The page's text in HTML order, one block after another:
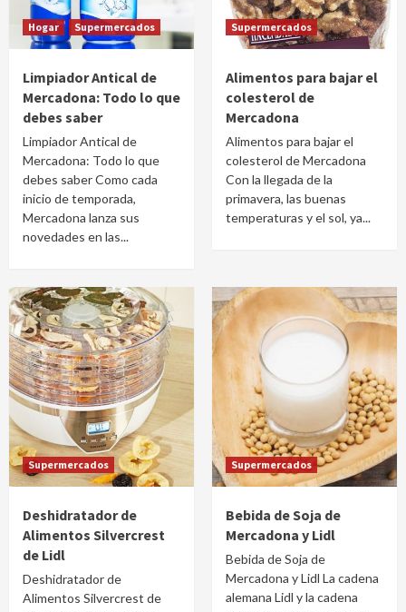
Hogar Supermercados
Limpiador Antical de
Mercadona: Todo lo que
debes saber
Limpiador Antical de
Mercadona: Todo lo que
debes saber Como cada
inicio de temporada,
Mercadona lanza sus
novedades en las...
Supermercados
Alimentos para bajar el
colesterol de
Mercadona
Alimentos para bajar el
colesterol de Mercadona
Con la llegada de la
primavera, las buenas
temperaturas y el sol, ya...
Supermercados
Deshidratador de
Alimentos Silvercrest
de Lidl
Deshidratador de
Alimentos Silvercrest de
Supermercados
Bebida de Soja de
Mercadona y Lidl
Bebida de Soja de
Mercadona y Lidl La cadena
alemana Lidl y la cadena